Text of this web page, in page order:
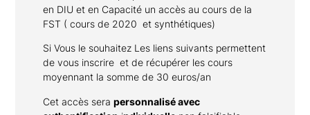
en DIU et en Capacité un accès au cours de la
FST ( cours de 2020 et synthétiques)
Si Vous le souhaitez Les liens suivants permettent
de vous inscrire et de récupérer les cours
moyennant la somme de 30 euros/an
Cet accès sera personnalisé avec